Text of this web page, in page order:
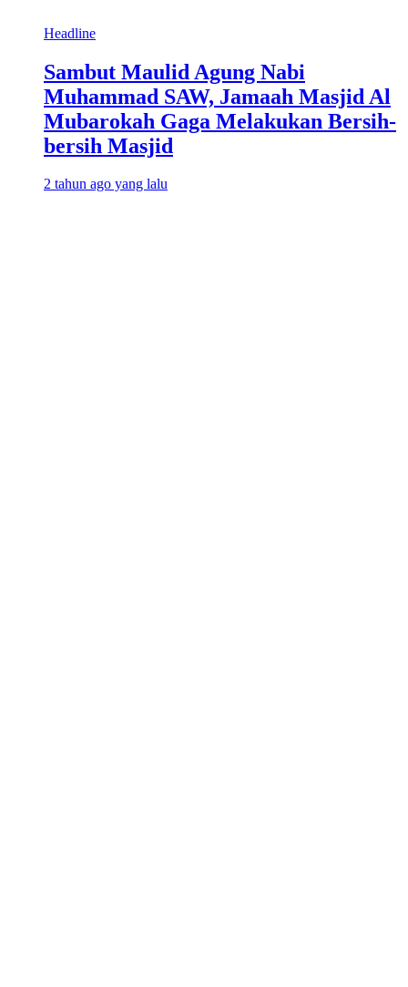
Headline
Sambut Maulid Agung Nabi
Muhammad SAW, Jamaah Masjid Al
Mubarokah Gaga Melakukan Bersih-
bersih Masjid
2 tahun ago yang lalu